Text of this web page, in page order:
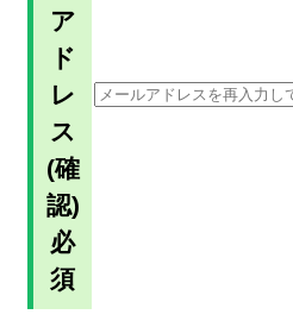
ア
ド
レ
ス
(確
認)
必
須